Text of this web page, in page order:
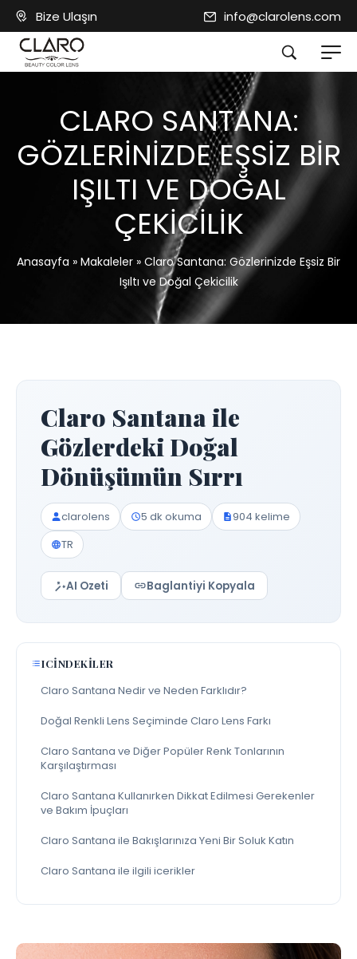
Bize Ulaşın info@clarolens.com
CLARO SANTANA:
GÖZLERINIZDE EŞSIZ BIR
IŞILTI VE DOĞAL
ÇEKICILIK
Anasayfa » Makaleler » Claro Santana: Gözlerinizde Eşsiz Bir
Işıltı ve Doğal Çekicilik
Claro Santana ile
Gözlerdeki Doğal
Dönüşümün Sırrı
clarolens 5 dk okuma
904 kelime
TR
AI Ozeti Baglantiyi Kopyala
ICINDEKILER
Claro Santana Nedir ve Neden Farklıdır?
Doğal Renkli Lens Seçiminde Claro Lens Farkı
Claro Santana ve Diğer Popüler Renk Tonlarının
Karşılaştırması
Claro Santana Kullanırken Dikkat Edilmesi Gerekenler
ve Bakım İpuçları
Claro Santana ile Bakışlarınıza Yeni Bir Soluk Katın
Claro Santana ile ilgili icerikler